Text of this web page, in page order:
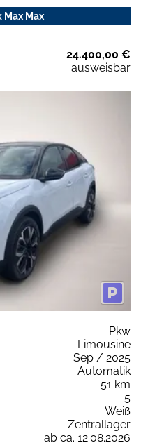
Max Max
24.400,00 €
ausweisbar
Pkw
Limousine
Sep / 2025
Automatik
51 km
5
Weiß
Zentrallager
ab ca. 12.08.2026